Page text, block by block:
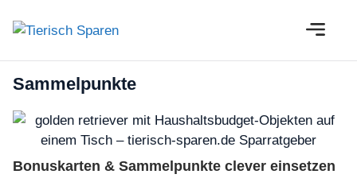
Inhalt
Sammelpunkte
Bonuskarten & Sammelpunkte clever einsetzen